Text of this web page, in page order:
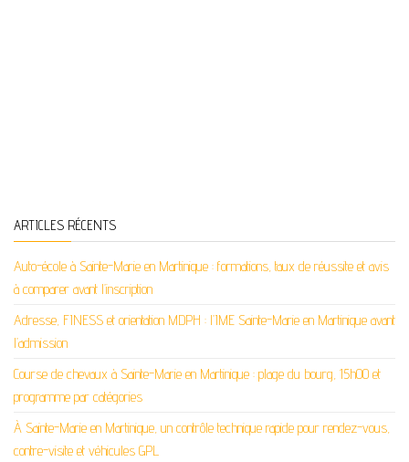
ARTICLES RÉCENTS
Auto-école à Sainte-Marie en Martinique : formations, taux de réussite et avis
à comparer avant l’inscription
Adresse, FINESS et orientation MDPH : l’IME Sainte-Marie en Martinique avant
l’admission
Course de chevaux à Sainte-Marie en Martinique : plage du bourg, 15h00 et
programme par catégories
À Sainte-Marie en Martinique, un contrôle technique rapide pour rendez-vous,
contre-visite et véhicules GPL